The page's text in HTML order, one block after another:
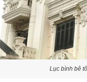
Lục bình bê